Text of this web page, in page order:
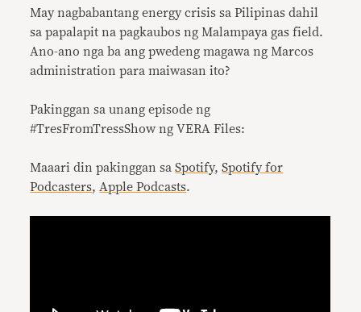
May nagbabantang energy crisis sa Pilipinas dahil
sa papalapit na pagkaubos ng Malampaya gas field.
Ano-ano nga ba ang pwedeng magawa ng Marcos
administration para maiwasan ito?
Pakinggan sa unang episode ng
#TresFromTressShow ng VERA Files:
Maaari din pakinggan saSpotify,Spotify for
Podcasters, Apple Podcasts.